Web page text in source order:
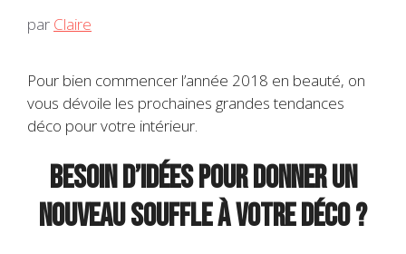
par Claire
Pour bien commencer l’année 2018 en beauté, on
vous dévoile les prochaines grandes tendances
déco pour votre intérieur.
Besoin d’idées pour donner un
nouveau souffle à votre déco ?